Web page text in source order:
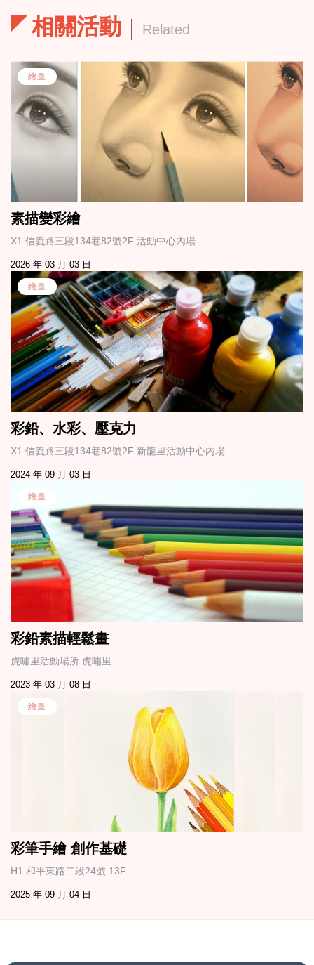
相關活動 Related
繪畫
素描變彩繪
X1 信義路三段134巷82號2F 活動中心內場
2026 年 03 月 03 日
繪畫
彩鉛、水彩、壓克力
X1 信義路三段134巷82號2F 新龍里活動中心內場
2024 年 09 月 03 日
繪畫
彩鉛素描輕鬆畫
虎嘯里活動場所 虎嘯里
2023 年 03 月 08 日
繪畫
彩筆手繪 創作基礎
H1 和平東路二段24號 13F
2025 年 09 月 04 日